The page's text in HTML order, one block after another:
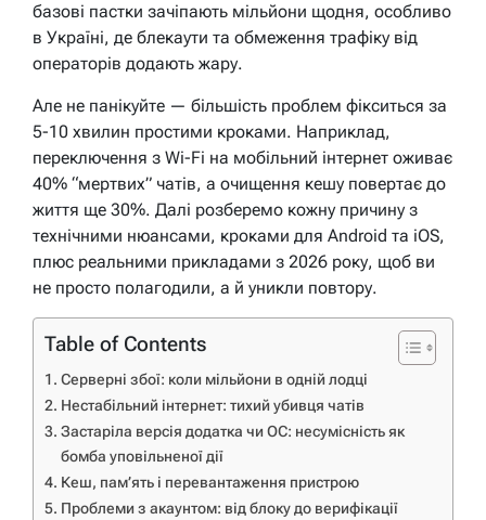
базові пастки зачіпають мільйони щодня, особливо
в Україні, де блекаути та обмеження трафіку від
операторів додають жару.
Але не панікуйте — більшість проблем фікситься за
5-10 хвилин простими кроками. Наприклад,
переключення з Wi-Fi на мобільний інтернет оживає
40% “мертвих” чатів, а очищення кешу повертає до
життя ще 30%. Далі розберемо кожну причину з
технічними нюансами, кроками для Android та iOS,
плюс реальними прикладами з 2026 року, щоб ви
не просто полагодили, а й уникли повтору.
Table of Contents
Серверні збої: коли мільйони в одній лодці
Нестабільний інтернет: тихий убивця чатів
Застаріла версія додатка чи ОС: несумісність як
бомба уповільненої дії
Кеш, пам’ять і перевантаження пристрою
Проблеми з акаунтом: від блоку до верифікації